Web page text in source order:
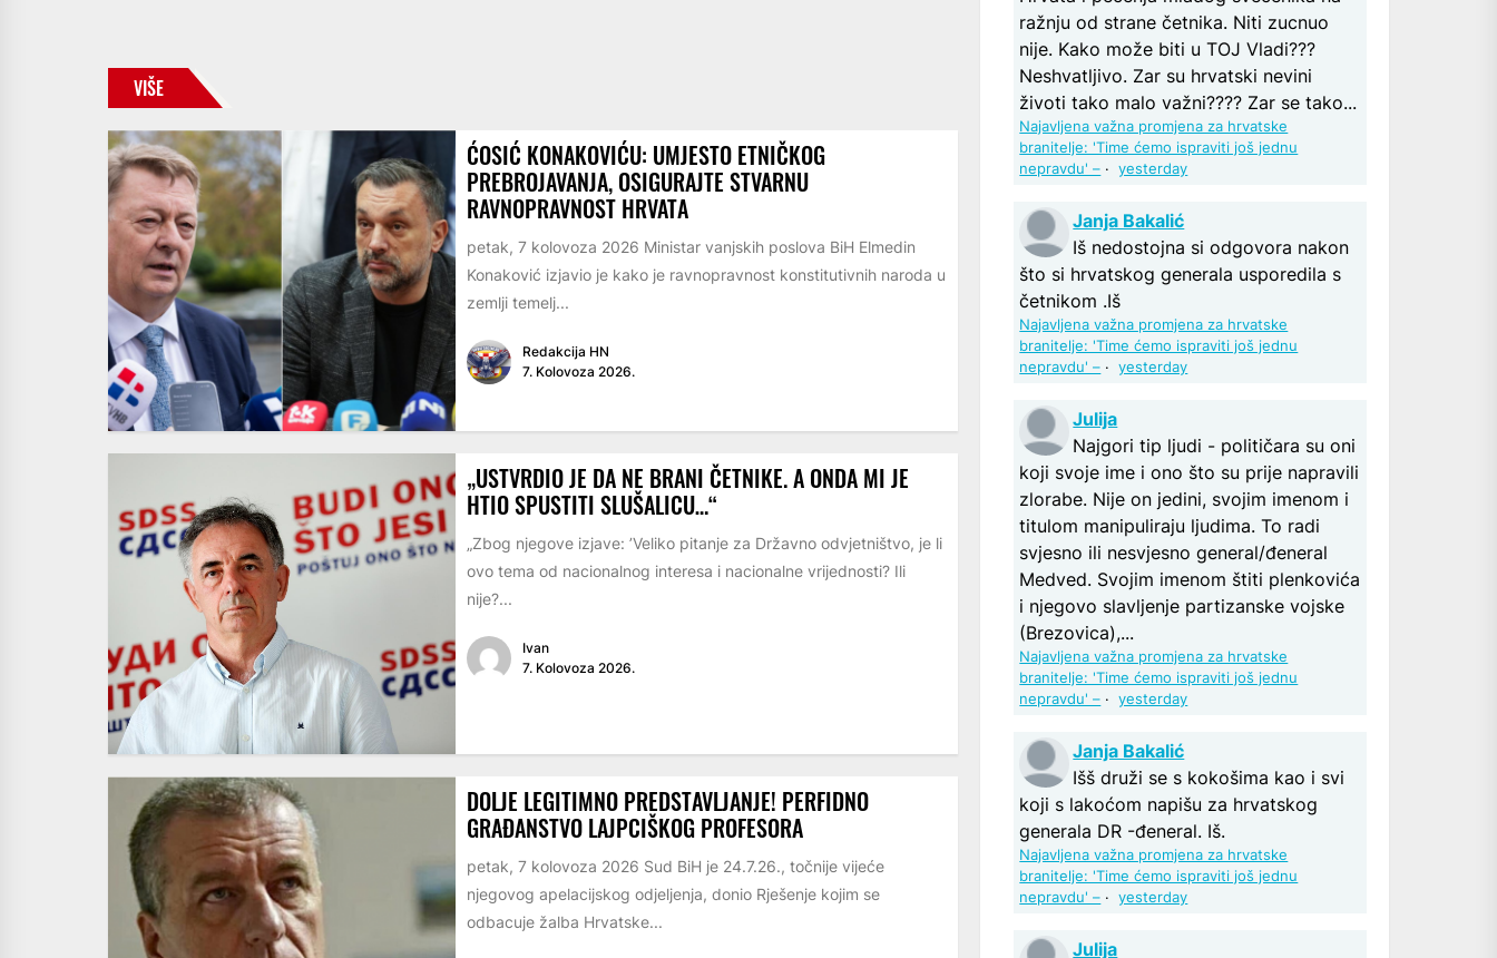
VIŠE
ĆOSIĆ KONAKOVIĆU: UMJESTO ETNIČKOG
PREBROJAVANJA, OSIGURAJTE STVARNU
RAVNOPRAVNOST HRVATA
petak, 7 kolovoza 2026 Ministar vanjskih poslova BiH Elmedin
Konaković izjavio je kako je ravnopravnost konstitutivnih naroda u
zemlji temelj...
Redakcija HN
7. Kolovoza 2026.
„USTVRDIO JE DA NE BRANI ČETNIKE. A ONDA MI JE
HTIO SPUSTITI SLUŠALICU…“
„Zbog njegove izjave: ’Veliko pitanje za Državno odvjetništvo, je li
ovo tema od nacionalnog interesa i nacionalne vrijednosti? Ili
nije?...
Ivan
7. Kolovoza 2026.
DOLJE LEGITIMNO PREDSTAVLJANJE! PERFIDNO
GRAĐANSTVO LAJPCIŠKOG PROFESORA
petak, 7 kolovoza 2026 Sud BiH je 24.7.26., točnije vijeće
njegovog apelacijskog odjeljenja, donio Rješenje kojim se
odbacuje žalba Hrvatske...
ražnju od strane četnika. Niti zucnuo
nije. Kako može biti u TOJ Vladi???
Neshvatljivo. Zar su hrvatski nevini
životi tako malo važni???? Zar se tako...
Najavljena važna promjena za hrvatske
branitelje: 'Time ćemo ispraviti još jednu
nepravdu' – ·yesterday
Janja Bakalić
Iš nedostojna si odgovora nakon
što si hrvatskog generala usporedila s
četnikom .Iš
Najavljena važna promjena za hrvatske
branitelje: 'Time ćemo ispraviti još jednu
nepravdu' – ·yesterday
Julija
Najgori tip ljudi - političara su oni
koji svoje ime i ono što su prije napravili
zlorabe. Nije on jedini, svojim imenom i
titulom manipuliraju ljudima. To radi
svjesno ili nesvjesno general/đeneral
Medved. Svojim imenom štiti plenkovića
i njegovo slavljenje partizanske vojske
(Brezovica),...
Najavljena važna promjena za hrvatske
branitelje: 'Time ćemo ispraviti još jednu
nepravdu' – ·yesterday
Janja Bakalić
Išš druži se s kokošima kao i svi
koji s lakoćom napišu za hrvatskog
generala DR -đeneral. Iš.
Najavljena važna promjena za hrvatske
branitelje: 'Time ćemo ispraviti još jednu
nepravdu' – ·yesterday
Julija